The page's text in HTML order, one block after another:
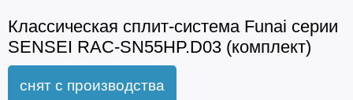
Классическая сплит-система Funai серии
SENSEI RAC-SN55HP.D03 (комплект)